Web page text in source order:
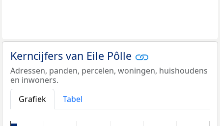
Kerncijfers van Eile Pôlle
Adressen, panden, percelen, woningen, huishoudens
en inwoners.
Grafiek
Tabel